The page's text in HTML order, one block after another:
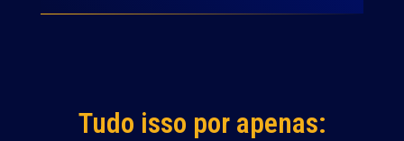
Tudo isso por apenas: